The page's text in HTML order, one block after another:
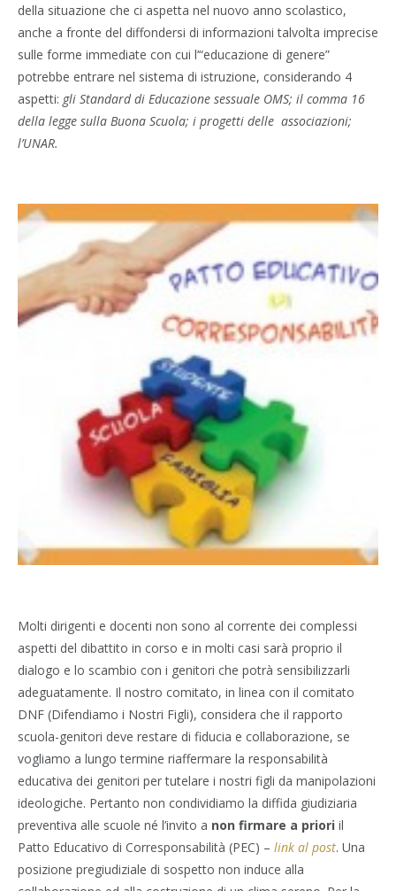
della situazione che ci aspetta nel nuovo anno scolastico,
anche a fronte del diffondersi di informazioni talvolta imprecise
sulle forme immediate con cui l’“educazione di genere”
potrebbe entrare nel sistema di istruzione, considerando 4
aspetti: gli Standard di Educazione sessuale OMS; il comma 16
della legge sulla Buona Scuola; i progetti delle associazioni;
l’UNAR.
Molti dirigenti e docenti non sono al corrente dei complessi
aspetti del dibattito in corso e in molti casi sarà proprio il
dialogo e lo scambio con i genitori che potrà sensibilizzarli
adeguatamente. Il nostro comitato, in linea con il comitato
DNF (Difendiamo i Nostri Figli), considera che il rapporto
scuola-genitori deve restare di fiducia e collaborazione, se
vogliamo a lungo termine riaffermare la responsabilità
educativa dei genitori per tutelare i nostri figli da manipolazioni
ideologiche. Pertanto non condividiamo la diffida giudiziaria
preventiva alle scuole né l’invito a non firmare a priori il
Patto Educativo di Corresponsabilità (PEC) – link al post. Una
posizione pregiudiziale di sospetto non induce alla